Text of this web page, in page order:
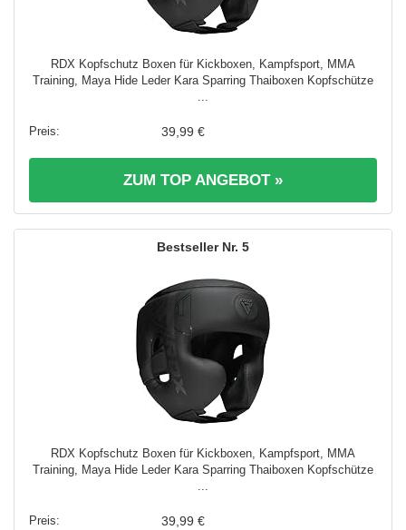
RDX Kopfschutz Boxen für Kickboxen, Kampfsport, MMA
Training, Maya Hide Leder Kara Sparring Thaiboxen Kopfschütze
...
39,99 €
ZUM TOP ANGEBOT »
5
RDX Kopfschutz Boxen für Kickboxen, Kampfsport, MMA
Training, Maya Hide Leder Kara Sparring Thaiboxen Kopfschütze
...
39,99 €